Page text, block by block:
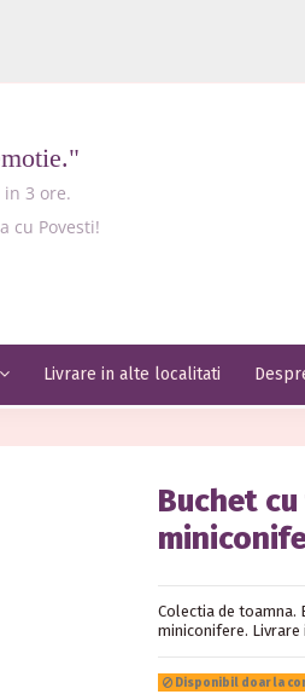
3 ore.
cu Povesti!
Livrare in alte localitati
Buchet
Colectia de toamna.
miniconifere. Livrare
Disponibil doar la